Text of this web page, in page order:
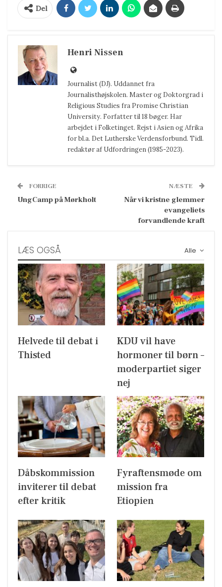
Del
Henri Nissen
Journalist (DJ). Uddannet fra
Journalisthøjskolen. Master og Doktorgrad i
Religious Studies fra Promise Christian
University. Forfatter til 18 bøger. Har
arbejdet i Folketinget. Rejst i Asien og Afrika
for bl.a. Det Lutherske Verdensforbund. Tidl.
redaktør af Udfordringen (1985-2023).
FORRIGE
UngCamp på Mørkholt
NÆSTE
Når vi kristne glemmer
evangeliets
forvandlende kraft
Alle
LÆS OGSÅ
Helvede til debat i
Thisted
KDU vil have
hormoner til børn –
moderpartiet siger
nej
Dåbskommission
inviterer til debat
efter kritik
Fyraftensmøde om
mission fra
Etiopien